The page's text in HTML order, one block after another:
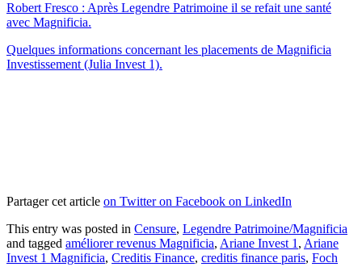
Robert Fresco : Après Legendre Patrimoine il se refait une santé
avec Magnificia.
Quelques informations concernant les placements de Magnificia
Investissement (Julia Invest 1).
Partager cet article on Twitter on Facebook on LinkedIn
This entry was posted in Censure, Legendre Patrimoine/Magnificia
and tagged améliorer revenus Magnificia, Ariane Invest 1, Ariane
Invest 1 Magnificia, Creditis Finance, creditis finance paris, Foch